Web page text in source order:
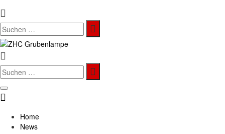
Search
for:
Search
for:
Home
News